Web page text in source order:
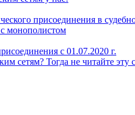
присоединения в
монополистом
с 01.07.2020 г.
сетям? Тогда не читайте эту